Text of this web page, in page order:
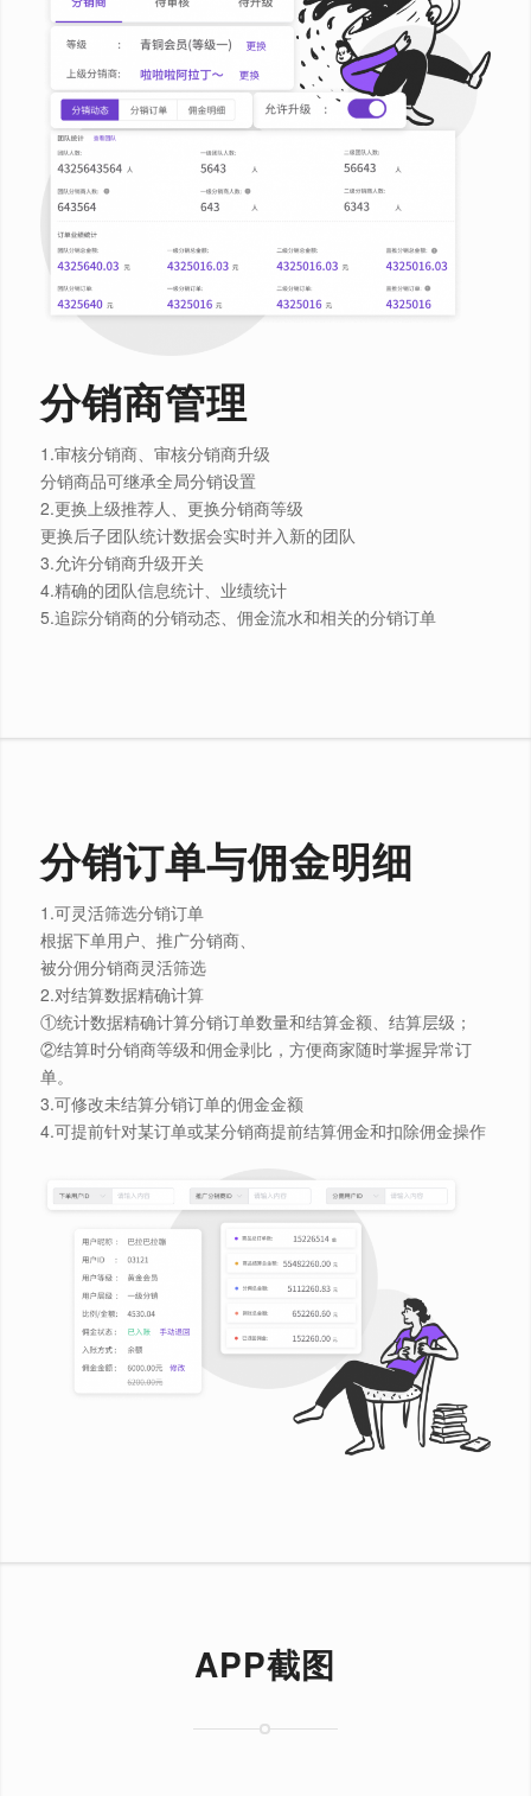
分销商管理
1.审核分销商、审核分销商升级
分销商品可继承全局分销设置
2.更换上级推荐人、更换分销商等级
更换后子团队统计数据会实时并入新的团队
3.允许分销商升级开关
4.精确的团队信息统计、业绩统计
5.追踪分销商的分销动态、佣金流水和相关的分销订单
分销订单与佣金明细
1.可灵活筛选分销订单
根据下单用户、推广分销商、
被分佣分销商灵活筛选
2.对结算数据精确计算
️①统计数据精确计算分销订单数量和结算金额、结算层级；
②结算时分销商等级和佣金剥比，方便商家随时掌握异常订
单。
3.可修改未结算分销订单的佣金金额
4.可提前针对某订单或某分销商提前结算佣金和扣除佣金操作
APP截图